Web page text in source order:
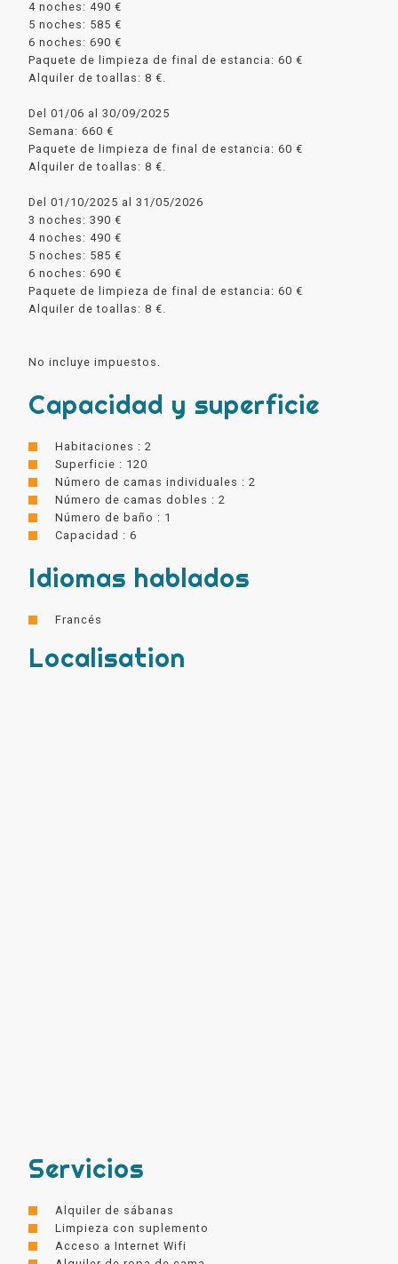
4 noches: 490 €
5 noches: 585 €
6 noches: 690 €
Paquete de limpieza de final de estancia: 60 €
Alquiler de toallas: 8 €.
Del 01/06 al 30/09/2025
Semana: 660 €
Paquete de limpieza de final de estancia: 60 €
Alquiler de toallas: 8 €.
Del 01/10/2025 al 31/05/2026
3 noches: 390 €
4 noches: 490 €
5 noches: 585 €
6 noches: 690 €
Paquete de limpieza de final de estancia: 60 €
Alquiler de toallas: 8 €.
No incluye impuestos.
Capacidad y superficie
Habitaciones : 2
Superficie : 120
Número de camas individuales : 2
Número de camas dobles : 2
Número de baño : 1
Capacidad : 6
Idiomas hablados
Francés
Localisation
Servicios
Alquiler de sábanas
Limpieza con suplemento
Acceso a Internet Wifi